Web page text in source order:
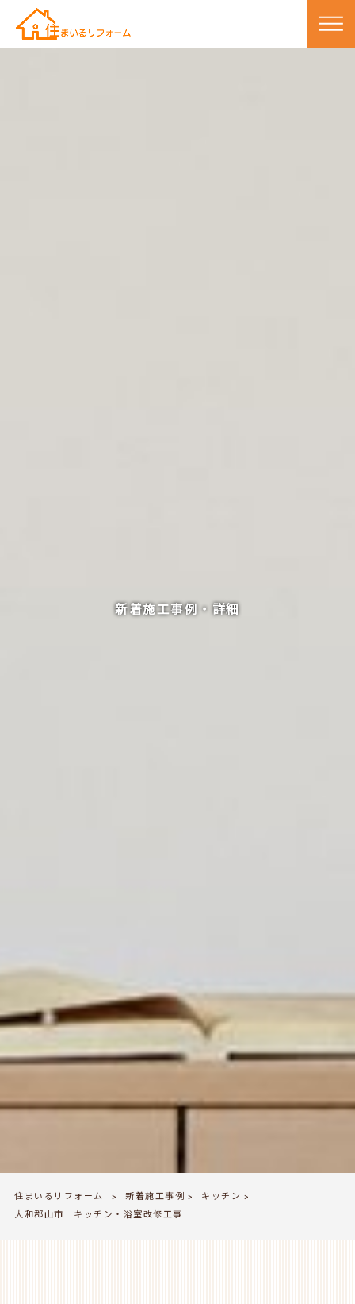
新着施工事例・詳細
住まいるリフォーム > 新着施工事例 > キッチン >
大和郡山市 キッチン・浴室改修工事